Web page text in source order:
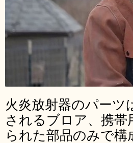
火炎放射器のパーツ
されるブロア、携
られた部品のみで